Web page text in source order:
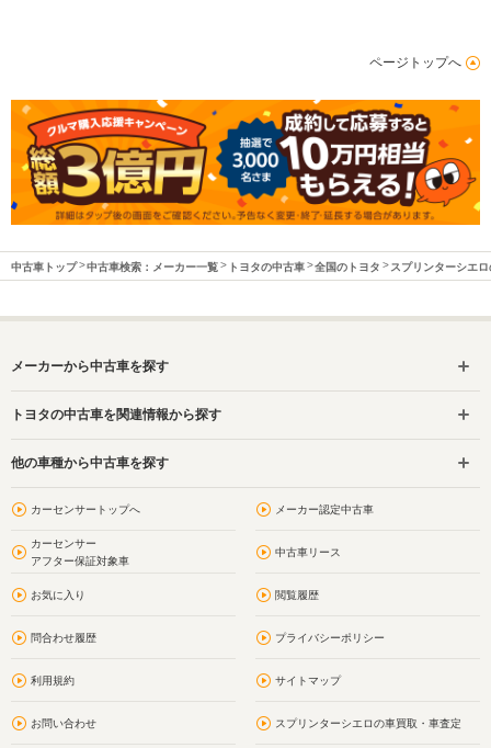
ページトップへ
中古車トップ 中古車検索：メーカー一覧 トヨタの中古車 全国のトヨタ スプリンターシエ
メーカーから中古車を探す
トヨタの中古車を関連情報から探す
他の車種から中古車を探す
カーセンサートップへ メーカー認定中古車
カーセンサー
アフター保証対象車
中古車リース
お気に入り 閲覧履歴
問合わせ履歴 プライバシーポリシー
利用規約 サイトマップ
お問い合わせ スプリンターシエロの車買取・車査定